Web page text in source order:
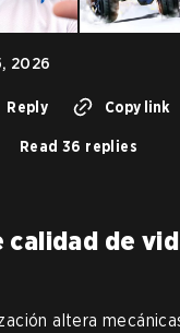
2026
Reply Copy link
Read 36 replies
calidad de
altera